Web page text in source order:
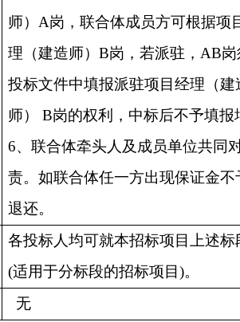
师）A岗，联合体成员方可根据项
理（建造师）B岗，若派驻，AB
投标文件中填报派驻项目经理（
师） B岗的权利，中标后不予填报
6、联合体牵头人及成员单位共同
责。如联合体任一方出现保证金
退还。
各投标人均可就本招标项目上述标
(适用于分标段的招标项目)。
无